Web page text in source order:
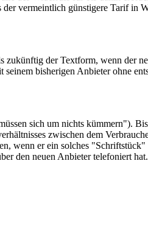
vermeintlich günstigere Tarif in
der Textform, wenn der
bisherigen Anbieter ohne
sich um nichts kümmern").
zwischen dem
wenn er ein solches
den neuen Anbieter telefoniert hat.